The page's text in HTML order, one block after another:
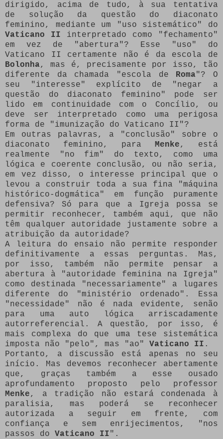
dirigido, acima de tudo, à sua tentativa
de solução da questão do diaconato
feminino, mediante um "uso sistemático" do
Vaticano II interpretado como "fechamento"
em vez de "abertura"? Esse "uso" do
Vaticano II certamente não é da escola de
Bolonha, mas é, precisamente por isso, tão
diferente da chamada "escola de Roma"? O
seu "interesse" explícito de "negar a
questão do diaconato feminino" pode ser
lido em continuidade com o Concílio, ou
deve ser interpretado como uma perigosa
forma de "imunização do Vaticano II"?
Em outras palavras, a "conclusão" sobre o
diaconato feminino, para Menke, está
realmente "no fim" do texto, como uma
lógica e coerente conclusão, ou não seria,
em vez disso, o interesse principal que o
levou a construir toda a sua fina "máquina
histórico-dogmática" em função puramente
defensiva? Só para que a Igreja possa se
permitir reconhecer, também aqui, que não
têm qualquer autoridade justamente sobre a
atribuição da autoridade?
A leitura do ensaio não permite responder
definitivamente a essas perguntas. Mas,
por isso, também não permite pensar a
abertura à "autoridade feminina na Igreja"
como destinada "necessariamente" a lugares
diferente do "ministério ordenado". Essa
"necessidade" não é nada evidente, senão
para uma auto lógica arriscadamente
autorreferencial. A questão, por isso, é
mais complexa do que uma tese sistemática
imposta não "pelo", mas "ao" Vaticano II .
Portanto, a discussão está apenas no seu
início. Mas devemos reconhecer abertamente
que, graças também a esse ousado
aprofundamento proposto pelo professor
Menke, a tradição não estará condenada à
paralisia, mas poderá se reconhecer
autorizada a seguir em frente, com
confiança e sem enrijecimentos, "nos
passos do Vaticano II".